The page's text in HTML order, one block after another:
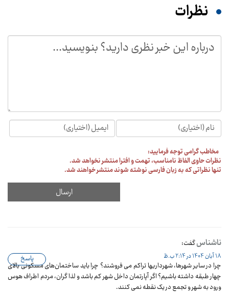
نظرات
مخاطب گرامی توجه فرمایید:
نظرات حاوی الفاظ نامناسب، تهمت و افترا منتشر نخواهد شد.
تنها نظراتی که به زبان فارسی نوشته شوند منتشر خواهند شد.
ناشناسگفت:
18 آبان 1404 در 2:14 ب.ظ
چرا در سایر شهرها، شهرداریها تراکم می فروشند؟ چرا باید ساختمان‌های مسکونی بالای
چهار طبقه داشته باشیم؟ اگر آپارتمان داخل شهر کم باشد و لذا گران، مردم اطراف هوس
ورود به شهر و تجمع در یک نقطه نمی کنند.
پاسخ